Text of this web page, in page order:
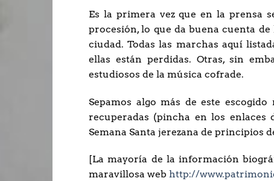
Es la primera vez que en la prensa
procesión, lo que da buena cuenta
ciudad. Todas las marchas aquí
ellas están perdidas. Otras, sin
estudiosos de la música cofrade.
Sepamos algo más de este
recuperadas (pincha en los
Semana Santa jerezana de principios
[La mayoría de la información
maravillosa web http://